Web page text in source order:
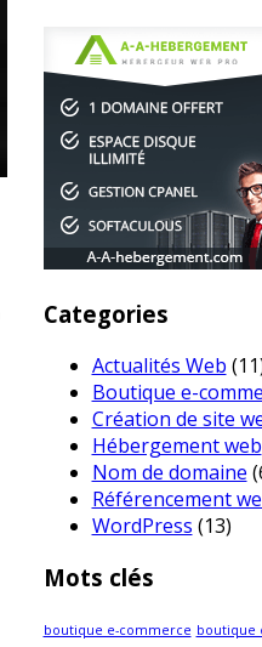
Categories
Actualités Web
Boutique e-
Création de site
Hébergement web
Nom de domaine
Référencement
WordPress (13)
Mots clés
boutique e-commerce boutique